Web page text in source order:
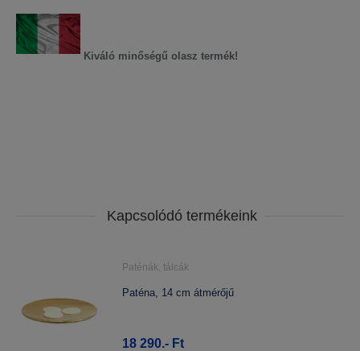
Kiváló minőségű olasz termék!
Kapcsolódó termékeink
Paténák, tálcák
Paténa, 14 cm átmérőjű
18 290.- Ft